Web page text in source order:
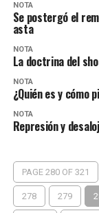
NOTA
Se postergó el
asta
NOTA
La doctrina del
NOTA
¿Quién es y cómo
NOTA
Represión y
PAGE 280 OF 321
278 279